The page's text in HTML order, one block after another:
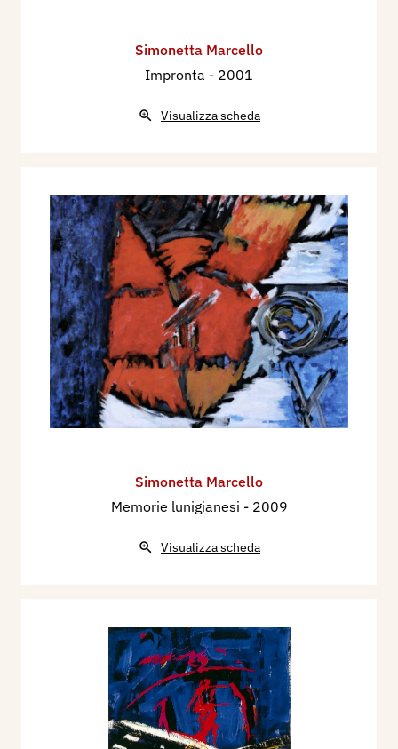
Simonetta Marcello
Impronta - 2001
Visualizza scheda
Simonetta Marcello
Memorie lunigianesi - 2009
Visualizza scheda